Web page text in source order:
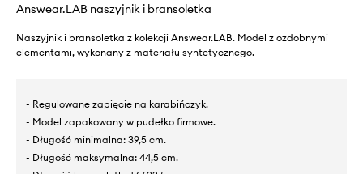
Answear.LAB naszyjnik i bransoletka
Naszyjnik i bransoletka z kolekcji Answear.LAB. Model z ozdobnymi
elementami, wykonany z materiału syntetycznego.
- Regulowane zapięcie na karabińczyk.
- Model zapakowany w pudełko firmowe.
- Długość minimalna: 39,5 cm.
- Długość maksymalna: 44,5 cm.